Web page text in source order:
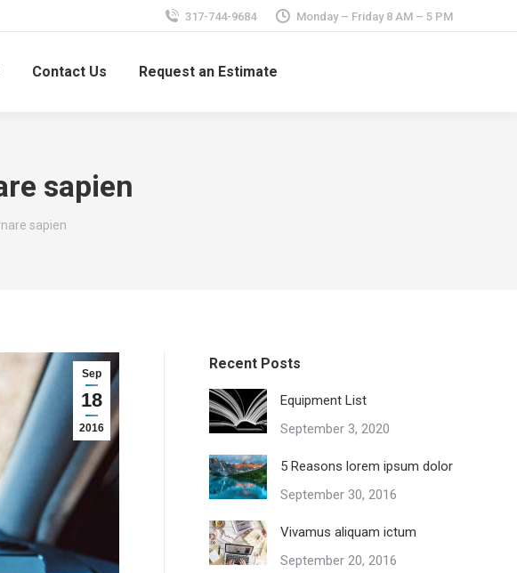
317-744-9684 Monday – Friday 8 AM – 5 PM
Contact Us Request an Estimate
sapien
sapien
Sep
18
2016
Recent Posts
Equipment List
September 3, 2020
5 Reasons lorem ipsum dolor
September 30, 2016
Vivamus aliquam ictum
September 20, 2016